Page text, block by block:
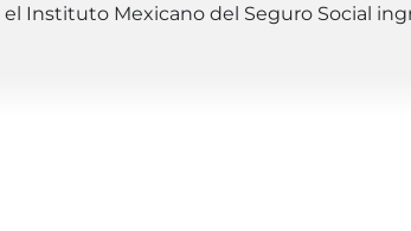
Instituto Mexicano del Seguro Social